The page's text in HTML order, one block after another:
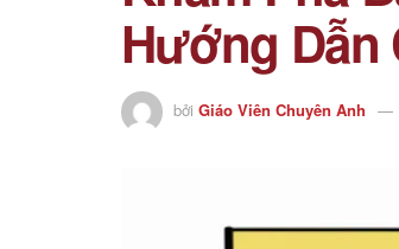
Hướng Dẫn
bởi Giáo Viên Chuyên Anh